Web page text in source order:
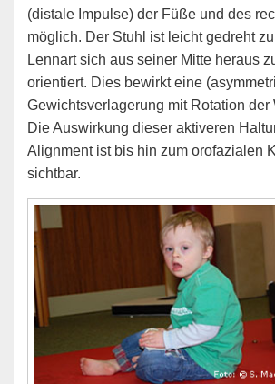
(distale Impulse) der Füße und des
möglich. Der Stuhl ist leicht gedreht
Lennart sich aus seiner Mitte heraus
orientiert. Dies bewirkt eine
Gewichtsverlagerung mit Rotation der
Die Auswirkung dieser aktiveren
Alignment ist bis hin zum orofazialen
sichtbar.